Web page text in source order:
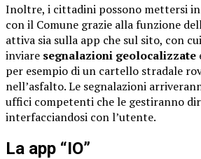
Inoltre, i cittadini possono mettersi
con il Comune grazie alla funzione
attiva sia sulla app che sul sito, con
inviare segnalazioni geolocalizzate
per esempio di un cartello stradale
nell’asfalto. Le segnalazioni
uffici competenti che le gestiranno
interfacciandosi con l’utente.
La app “IO”